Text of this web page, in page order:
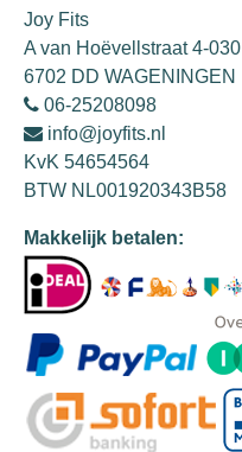
Joy Fits
A van Hoëvellstraat 4-030
6702 DD WAGENINGEN
06-25208098
info@joyfits.nl
KvK 54654564
BTW NL001920343B58
Makkelijk betalen: